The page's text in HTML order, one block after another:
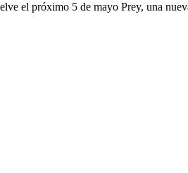
el próximo 5 de mayo Prey, una